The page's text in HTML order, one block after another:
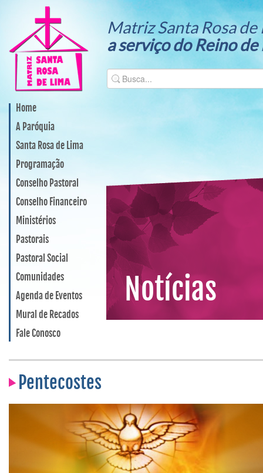
Home
A Paróquia
Santa Rosa de Lima
Programação
Conselho Pastoral
Conselho Financeiro
Ministérios
Pastorais
Pastoral Social
Comunidades
Agenda de Eventos
Mural de Recados
Fale Conosco
Matriz Santa Rosa de
a serviço do Reino
Notícias
Pentecostes